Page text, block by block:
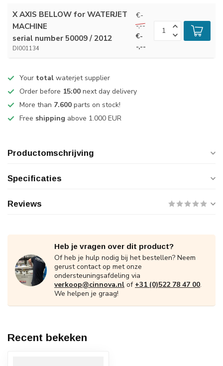
X AXIS BELLOW for WATERJET
MACHINE
serial number 50009 / 2012
DI001134
€-
-,--
€-
-,--
Your total waterjet supplier
Order before 15:00 next day delivery
More than 7.600 parts on stock!
Free shipping above 1.000 EUR
Productomschrijving
Specificaties
Reviews
Heb je vragen over dit product?
Of heb je hulp nodig bij het bestellen? Neem
gerust contact op met onze
ondersteuningsafdeling via
verkoop@cinnova.nl of +31 (0)522 78 47 00.
We helpen je graag!
Recent bekeken